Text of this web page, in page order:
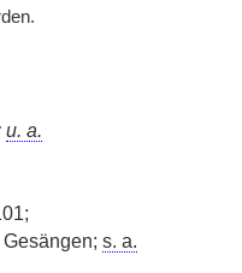
u. a.
Gesängen; s. a.